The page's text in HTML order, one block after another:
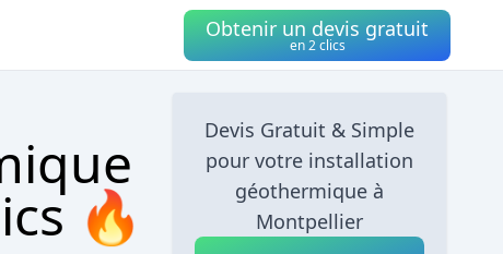
Obtenir un devis gratuit
en 2 clics
🔥
Devis Gratuit & Simple
pour votre installation
géothermique à
Montpellier